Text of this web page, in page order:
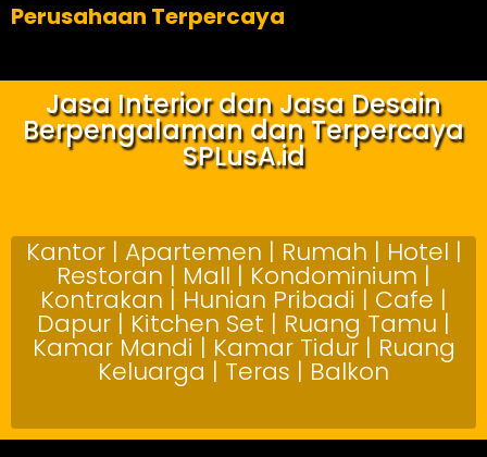
Perusahaan Terpercaya
Jasa Interior dan Jasa Desain
Berpengalaman dan Terpercaya
SPLusA.id
Kantor | Apartemen | Rumah | Hotel |
Restoran | Mall | Kondominium |
Kontrakan | Hunian Pribadi | Cafe |
Dapur | Kitchen Set | Ruang Tamu |
Kamar Mandi | Kamar Tidur | Ruang
Keluarga | Teras | Balkon